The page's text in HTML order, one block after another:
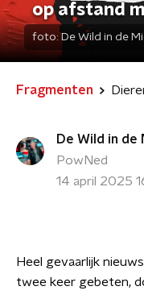
op afstand
foto:De Wild in de
Fragmenten
De Wild in de
PowNed
14 april 2025
Heel gevaarlijk
twee keer gebeten,